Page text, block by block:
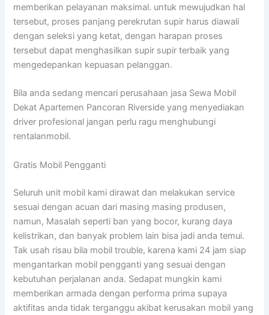
memberikan pelayanan maksimal. untuk mewujudkan hal
tersebut, proses panjang perekrutan supir harus diawali
dengan seleksi yang ketat, dengan harapan proses
tersebut dapat menghasilkan supir supir terbaik yang
mengedepankan kepuasan pelanggan.
Bila anda sedang mencari perusahaan jasa Sewa Mobil
Dekat Apartemen Pancoran Riverside yang menyediakan
driver profesional jangan perlu ragu menghubungi
rentalanmobil.
Gratis Mobil Pengganti
Seluruh unit mobil kami dirawat dan melakukan service
sesuai dengan acuan dari masing masing produsen,
namun, Masalah seperti ban yang bocor, kurang daya
kelistrikan, dan banyak problem lain bisa jadi anda temui.
Tak usah risau bila mobil trouble, karena kami 24 jam siap
mengantarkan mobil pengganti yang sesuai dengan
kebutuhan perjalanan anda. Sedapat mungkin kami
memberikan armada dengan performa prima supaya
aktifitas anda tidak terganggu akibat kerusakan mobil yang